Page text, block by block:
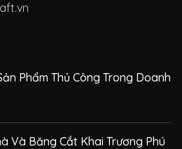
Phẩm Thủ Công Trong Doanh
Và Băng Cắt Khai Trương Phú